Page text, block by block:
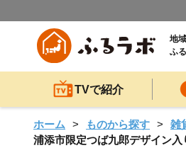
地
ふ
TVで紹介
ホーム ものから探す 雑
浦添市限定つば九郎デザイン